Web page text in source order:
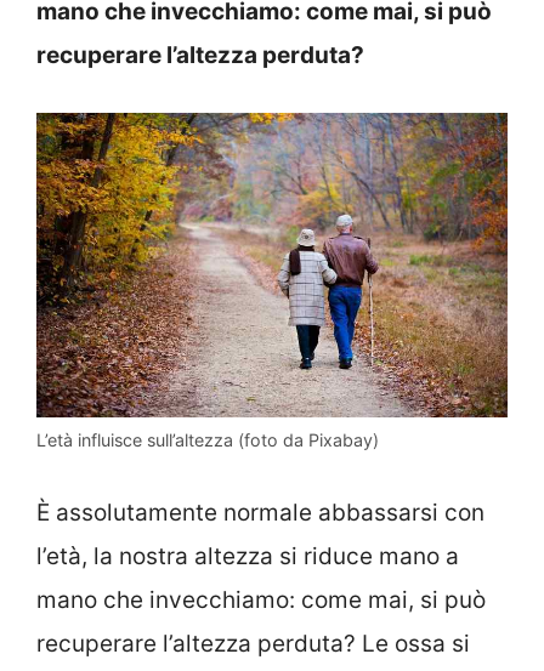
mano che invecchiamo: come mai, si può
recuperare l’altezza perduta?
L’età influisce sull’altezza (foto da Pixabay)
È assolutamente normale abbassarsi con
l’età, la nostra altezza si riduce mano a
mano che invecchiamo: come mai, si può
recuperare l’altezza perduta? Le ossa si